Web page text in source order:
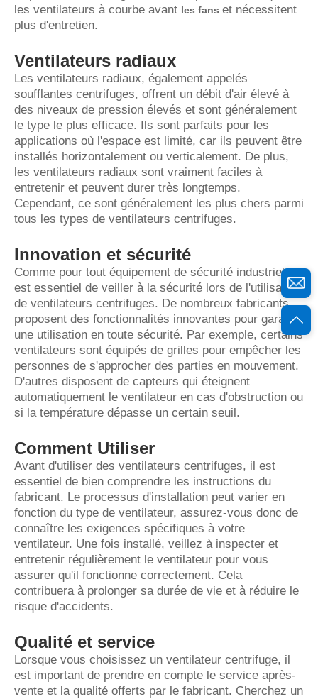
les ventilateurs à courbe avant les fans et nécessitent
plus d'entretien.
Ventilateurs radiaux
Les ventilateurs radiaux, également appelés
soufflantes centrifuges, offrent un débit d'air élevé à
des niveaux de pression élevés et sont généralement
le type le plus efficace. Ils sont parfaits pour les
applications où l'espace est limité, car ils peuvent être
installés horizontalement ou verticalement. De plus,
les ventilateurs radiaux sont vraiment faciles à
entretenir et peuvent durer très longtemps.
Cependant, ce sont généralement les plus chers parmi
tous les types de ventilateurs centrifuges.
Innovation et sécurité
Comme pour tout équipement de sécurité industriel, il
est essentiel de veiller à la sécurité lors de l'utilisation
de ventilateurs centrifuges. De nombreux fabricants
proposent des fonctionnalités innovantes pour garantir
une utilisation en toute sécurité. Par exemple, certains
ventilateurs sont équipés de grilles pour empêcher les
personnes de s'approcher des parties en mouvement.
D'autres disposent de capteurs qui éteignent
automatiquement le ventilateur en cas d'obstruction ou
si la température dépasse un certain seuil.
Comment Utiliser
Avant d'utiliser des ventilateurs centrifuges, il est
essentiel de bien comprendre les instructions du
fabricant. Le processus d'installation peut varier en
fonction du type de ventilateur, assurez-vous donc de
connaître les exigences spécifiques à votre
ventilateur. Une fois installé, veillez à inspecter et
entretenir régulièrement le ventilateur pour vous
assurer qu'il fonctionne correctement. Cela
contribuera à prolonger sa durée de vie et à réduire le
risque d'accidents.
Qualité et service
Lorsque vous choisissez un ventilateur centrifuge, il
est important de prendre en compte le service après-
vente et la qualité offerts par le fabricant. Cherchez un